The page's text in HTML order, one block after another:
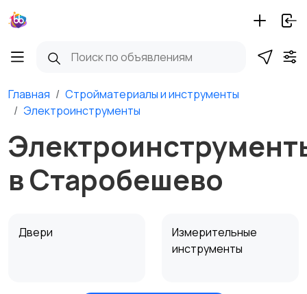
Главная
Стройматериалы и инструменты
Электроинструменты
в Старобешево
Двери
Измерительные
инструменты